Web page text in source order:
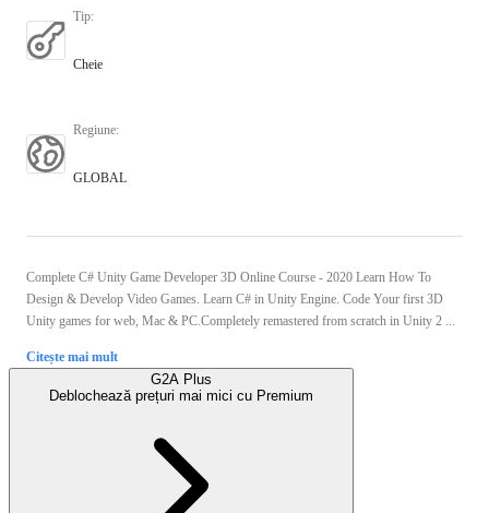
Tip:
Cheie
Regiune:
GLOBAL
Complete C# Unity Game Developer 3D Online Course - 2020 Learn How To
Design & Develop Video Games. Learn C# in Unity Engine. Code Your first 3D
Unity games for web, Mac & PC.Completely remastered from scratch in Unity 2 ...
Citește mai mult
G2A Plus
Deblochează prețuri mai mici cu Premium